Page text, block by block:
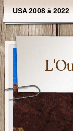
USA 2008 à 2022